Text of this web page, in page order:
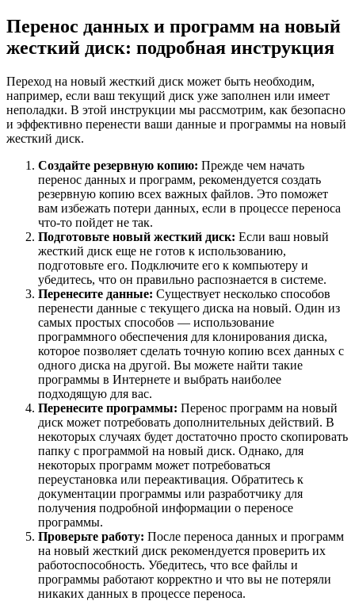
Перенос данных и программ на новый
жесткий диск: подробная инструкция
Переход на новый жесткий диск может быть необходим,
например, если ваш текущий диск уже заполнен или имеет
неполадки. В этой инструкции мы рассмотрим, как безопасно
и эффективно перенести ваши данные и программы на новый
жесткий диск.
Создайте резервную копию: Прежде чем начать
перенос данных и программ, рекомендуется создать
резервную копию всех важных файлов. Это поможет
вам избежать потери данных, если в процессе переноса
что-то пойдет не так.
Подготовьте новый жесткий диск: Если ваш новый
жесткий диск еще не готов к использованию,
подготовьте его. Подключите его к компьютеру и
убедитесь, что он правильно распознается в системе.
Перенесите данные: Существует несколько способов
перенести данные с текущего диска на новый. Один из
самых простых способов — использование
программного обеспечения для клонирования диска,
которое позволяет сделать точную копию всех данных с
одного диска на другой. Вы можете найти такие
программы в Интернете и выбрать наиболее
подходящую для вас.
Перенесите программы: Перенос программ на новый
диск может потребовать дополнительных действий. В
некоторых случаях будет достаточно просто скопировать
папку с программой на новый диск. Однако, для
некоторых программ может потребоваться
переустановка или переактивация. Обратитесь к
документации программы или разработчику для
получения подробной информации о переносе
программы.
Проверьте работу: После переноса данных и программ
на новый жесткий диск рекомендуется проверить их
работоспособность. Убедитесь, что все файлы и
программы работают корректно и что вы не потеряли
никаких данных в процессе переноса.